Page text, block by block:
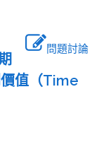
問題討論
值（Time